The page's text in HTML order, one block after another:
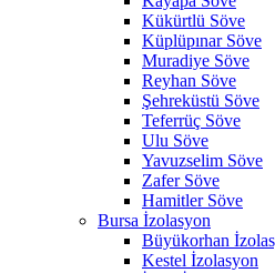
Kükürtlü Söve
Küplüpınar Söve
Muradiye Söve
Reyhan Söve
Şehreküstü Söve
Teferrüç Söve
Ulu Söve
Yavuzselim Söve
Zafer Söve
Hamitler Söve
Bursa İzolasyon
Büyükorhan
Kestel İzolasyon